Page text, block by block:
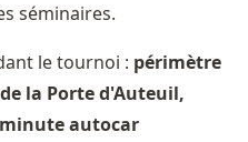
séminaires.
le tournoi : périmètre
la Porte d'Auteuil,
autocar